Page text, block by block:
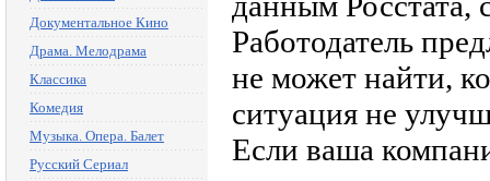
Документальное Кино
Драма. Мелодрама
Классика
Комедия
Музыка. Опера. Балет
Русский Сериал
Работодатель
не может найти,
ситуация не
Если ваша